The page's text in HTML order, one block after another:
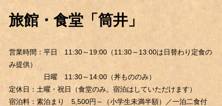
旅館・食堂「筒井」
営業時間： 平日 11:30～19:00（11:30～13:00は日替わり定食の
み提供）
日曜 11:30～14:00（丼もののみ）
定休日： 土曜・祝日（食堂のみ。宿泊はしていただけます）
宿泊料： 素泊まり 5,500円～（小学生未満半額）／一泊二食付